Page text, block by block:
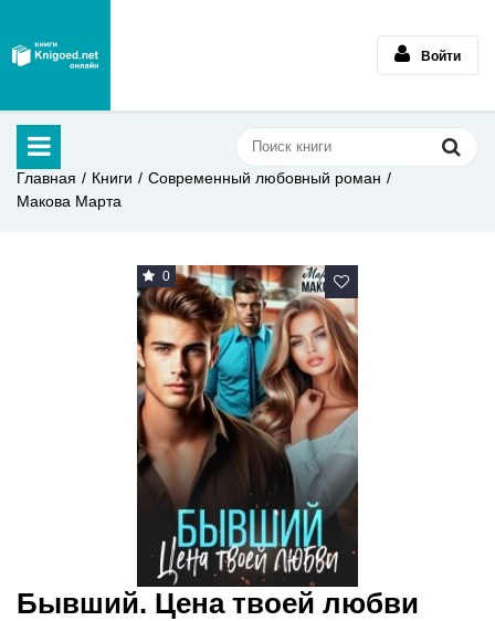
Войти
Главная Книги
Современный любовный роман
Макова Марта
0
Бывший. Цена твоей любви